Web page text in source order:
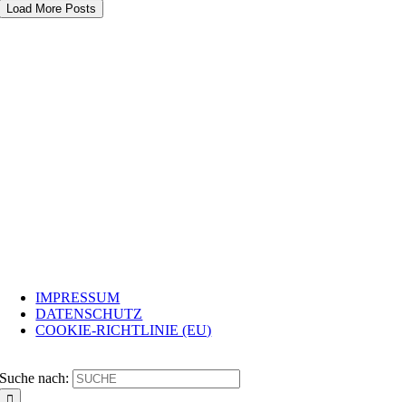
Load More Posts
IMPRESSUM
DATENSCHUTZ
COOKIE-RICHTLINIE (EU)
Suche nach: